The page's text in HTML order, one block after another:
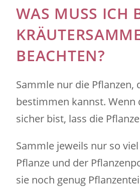
WAS MUSS ICH
BEACHTEN?
Sammle nur die Pflanzen,
bestimmen kannst. Wenn
sicher bist, lass die
Sammle jeweils nur so
Pflanze und der
sie noch genug